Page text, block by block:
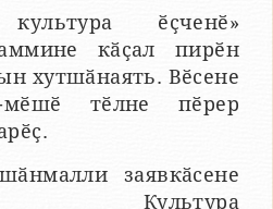
культура ӗҫченӗ»
кӑҫал пирӗн
хутшӑнаять. Вӗсене
тӗлне пӗрер
заявкӑсене
Культура